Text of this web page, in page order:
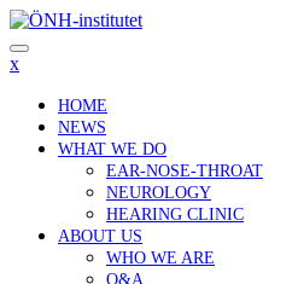
Skip
to
content
x
HOME
NEWS
WHAT WE DO
EAR-NOSE-THROAT
NEUROLOGY
HEARING CLINIC
ABOUT US
WHO WE ARE
Q&A